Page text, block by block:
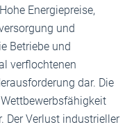
Energiepreise,
und
Betriebe und
verflochtenen
dar. Die
Der Verlust industrieller